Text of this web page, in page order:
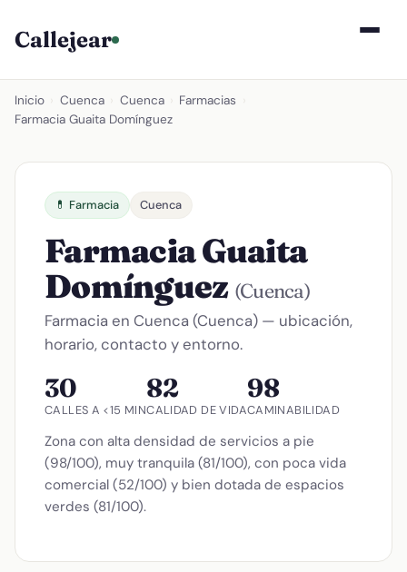
Callejear
Inicio Cuenca Cuenca Farmacias
Farmacia Guaita Domínguez
💊 Farmacia Cuenca
Farmacia Guaita
Domínguez (Cuenca)
Farmacia en Cuenca (Cuenca) — ubicación,
horario, contacto y entorno.
30
CALLES A <15 MIN
82
CALIDAD DE VIDA
98
CAMINABILIDAD
Zona con alta densidad de servicios a pie
(98/100), muy tranquila (81/100), con poca vida
comercial (52/100) y bien dotada de espacios
verdes (81/100).